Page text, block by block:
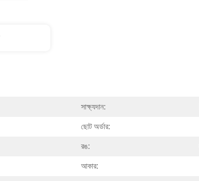
সাক্ষ্যদান:
ছোট অর্ডার:
রঙ:
আকার: